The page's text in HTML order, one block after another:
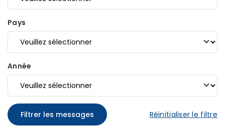
Pays
Année
Filtrer les messages Réinitialiser le filtre